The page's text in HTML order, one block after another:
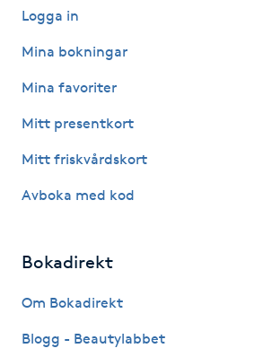
Friskvårdsmassage
Frisör
G
Logga in
Mina bokningar
Mina favoriter
Mitt presentkort
Mitt friskvårdskort
Avboka med kod
Bokadirekt
Om Bokadirekt
Blogg - Beautylabbet